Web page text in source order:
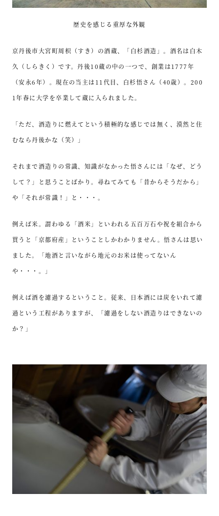
歴史を感じる重厚な外観
京丹後市大宮町周枳（すき）の酒蔵、「白杉酒造」。酒名は白木
久（しらきく）です。丹後10蔵の中の一つで、創業は1777年
（安永6年）。現在の当主は11代目、白杉悟さん（40歳）。200
1年春に大学を卒業して蔵に入られました。
「ただ、酒造りに燃えてという積極的な感じでは無く、漠然と住
むなら丹後かな（笑）」
それまで酒造りの常識、知識がなかった悟さんには「なぜ、どう
して？」と思うことばかり。尋ねてみても「昔からそうだから」
や「それが常識！」と・・・。
例えば米。謂わゆる「酒米」といわれる五百万石や祝を組合から
買うと「京都府産」ということしかわかりません。悟さんは思い
ました。「地酒と言いながら地元のお米は使ってないん
や・・・。」
例えば酒を濾過するということ。従来、日本酒には炭をいれて濾
過という工程がありますが、「濾過をしない酒造りはできないの
か？」